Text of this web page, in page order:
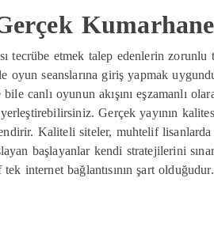
tecrübe etmek talep edenlerin
seanslarına giriş yapmak
canlı oyunun akışını
Gerçek yayının
Kaliteli siteler, muhtelif
başlayanlar kendi stratejilerini
internet bağlantısının şart